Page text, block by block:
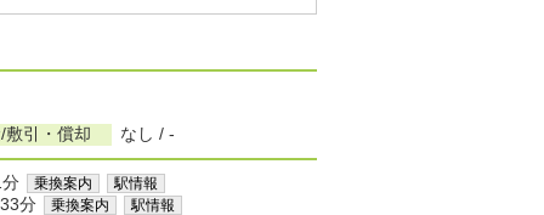
敷引・償却 なし / -
乗換案内 駅情報
分 乗換案内 駅情報